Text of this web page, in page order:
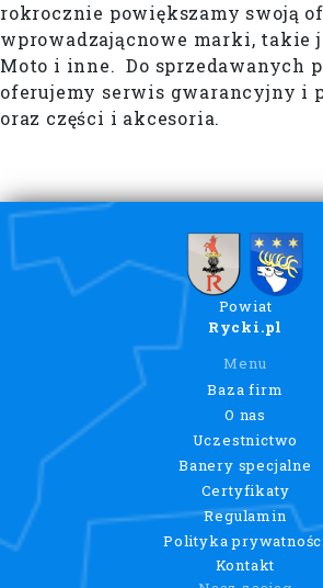
rokrocznie powiększamy swoją
wprowadzającnowe marki, takie
Moto i inne. Do sprzedawanych
oferujemy serwis gwarancyjny i
oraz części i akcesoria.
Powiat
Rycki.pl
Menu
Baza firm
O nas
Uczestnictwo
Banery specjalne
Certyfikaty
Regulamin
Polityka
Kontakt